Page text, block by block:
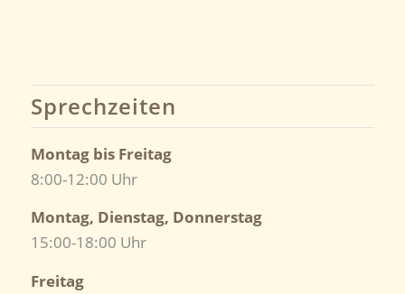
Sprechzeiten
Montag bis Freitag
8:00-12:00 Uhr
Montag, Dienstag, Donnerstag
15:00-18:00 Uhr
Freitag